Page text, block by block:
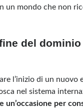
un mondo che non
del dominio
l’inizio di un nuovo
nel sistema
per